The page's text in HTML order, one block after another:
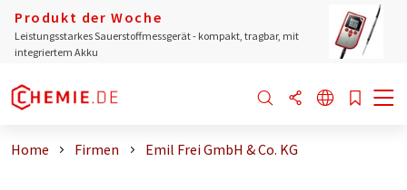
Produkt der Woche
Leistungsstarkes Sauerstoffmessgerät - kompakt, tragbar, mit
integriertem Akku
Home Firmen Emil Frei GmbH & Co. KG